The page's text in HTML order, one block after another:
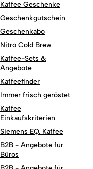
Kaffee Geschenke
Geschenkgutschein
Geschenkabo
Nitro Cold Brew
Kaffee-Sets &
Angebote
Kaffeefinder
Immer frisch geröstet
Kaffee
Einkaufskriterien
Siemens EQ. Kaffee
B2B - Angebote für
Büros